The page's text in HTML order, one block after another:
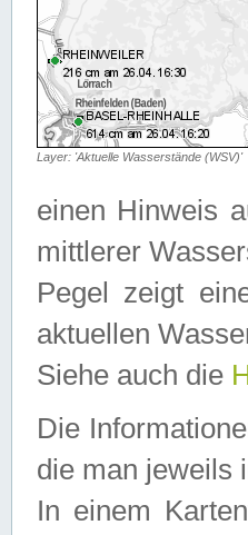
Layer: 'Aktuelle Wasserstände (WSV)'
einen Hinweis
mittlerer
Pegel zeigt
aktuellen
Siehe auch die
Die
die man jeweils
In einem